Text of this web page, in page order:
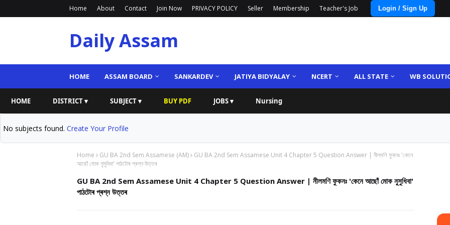
Home About Contact Join Now PRIVACY POLICY Seller Membership Teacher's Job Login / Sign Up
Daily Assam
HOME ASSAM BOARD SANKARDEV JATIYA BIDYALAY NCERT ALL STATE WB
HOME DISTRICT ▾ SUBJECT ▾ BUY PDF JOBS ▾ Nursing
No subjects found. Create Your Profile
Home GU BA 2nd Sem Assamese (AM)
GU BA 2nd Sem Assamese Unit 4 Chapter 5 Question Answer | নীলমণি ফুকনঃ 'কেনে
আছোঁ মোক নুসুধিবা' পাঠটোৰ প্ৰশ্ন উত্তৰ
GU BA 2nd Sem Assamese Unit 4 Chapter 5 Question Answer | নীলমণি ফুকনঃ 'কেনে আছোঁ মোক নুসুধিবা'
পাঠটোৰ প্ৰশ্ন উত্তৰ